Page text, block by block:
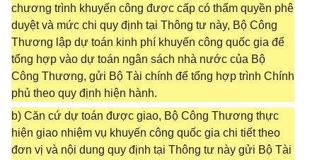
chương trình khuyến công được cấp có thẩm quyền phê
duyệt và mức chi quy định tại Thông tư này, Bộ Công
Thương lập dự toán kinh phí khuyến công quốc gia để
tổng hợp vào dự toán ngân sách nhà nước của Bộ
Công Thương, gửi Bộ Tài chính để tổng hợp trình Chính
phủ theo quy định hiện hành.
b) Căn cứ dự toán được giao, Bộ Công Thương thực
hiện giao nhiệm vụ khuyến công quốc gia chi tiết theo
đơn vị và nội dung quy định tại Thông tư này gửi Bộ Tài